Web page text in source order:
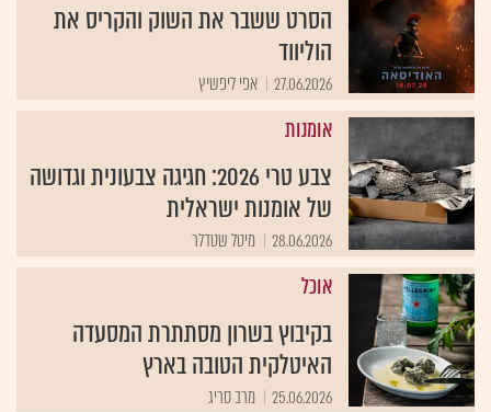
הסרט ששבר את השוק והקריס את
הוליווד
27.06.2026 אפי ליפשיץ
אומנות
צבע טרי 2026: חגיגה צבעונית וגדושה
של אומנות ישראלית
28.06.2026 מיטל שטדלר
אוכל
בקיבוץ בשרון מסתתרת המסעדה
האיטלקית הטובה בארץ
25.06.2026 מרב סריג